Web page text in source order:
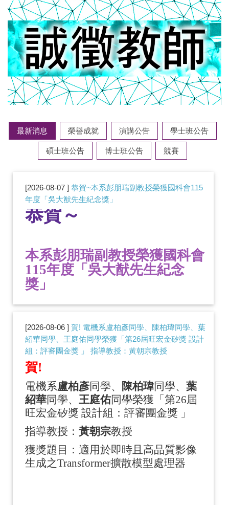
最新消息 榮譽成就 演講公告 學士班公告
碩士班公告 博士班公告 競賽
2026-08-07
恭賀~本系彭朋瑞副教授榮獲國科會115
年度「吳大猷先生紀念獎」
恭賀～
本系彭朋瑞副教授榮獲國科會
115年度「吳大猷先生紀念
獎」
2026-08-06
賀! 電機系盧柏彥同學、陳柏瑋同學、葉
紹華同學、王庭佑同學榮獲「第26屆旺宏金矽獎 設計
組：評審團金獎 」 指導教授：黃朝宗教授
賀!
電機系盧柏彥同學、 陳柏瑋同學、 葉
紹華同學、 王庭佑同學榮獲「第26屆
旺宏金矽獎 設計組：評審團金獎 」
指導教授： 黃朝宗教授
獲獎題目 ：適用於即時且高品質影像
生成之Transformer擴散模型處理器